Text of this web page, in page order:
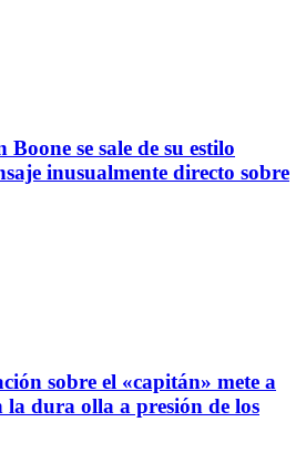
se sale de su estilo
inusualmente directo sobre
sobre el «capitán» mete a
la dura olla a presión de los